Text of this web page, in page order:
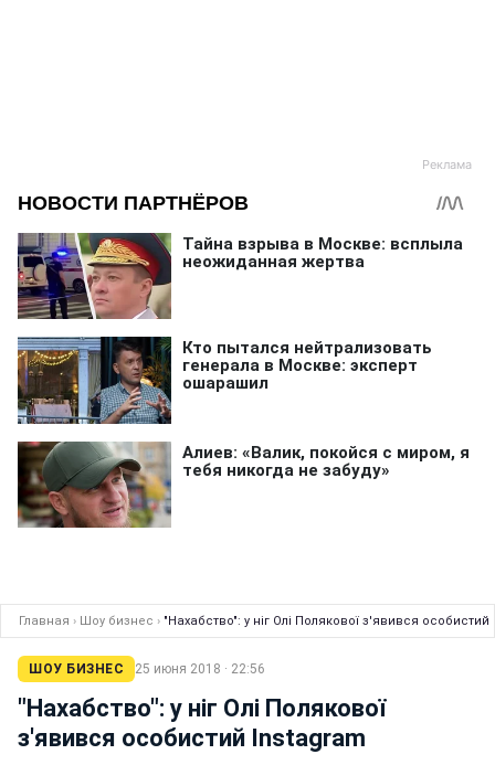
Главная › Шоу бизнес › "Нахабство": у ніг Олі Полякової з'явився
ШОУ БИЗНЕС 25 июня 2018 · 22:56
"Нахабство": у ніг Олі Полякової
з'явився особистий Instagram